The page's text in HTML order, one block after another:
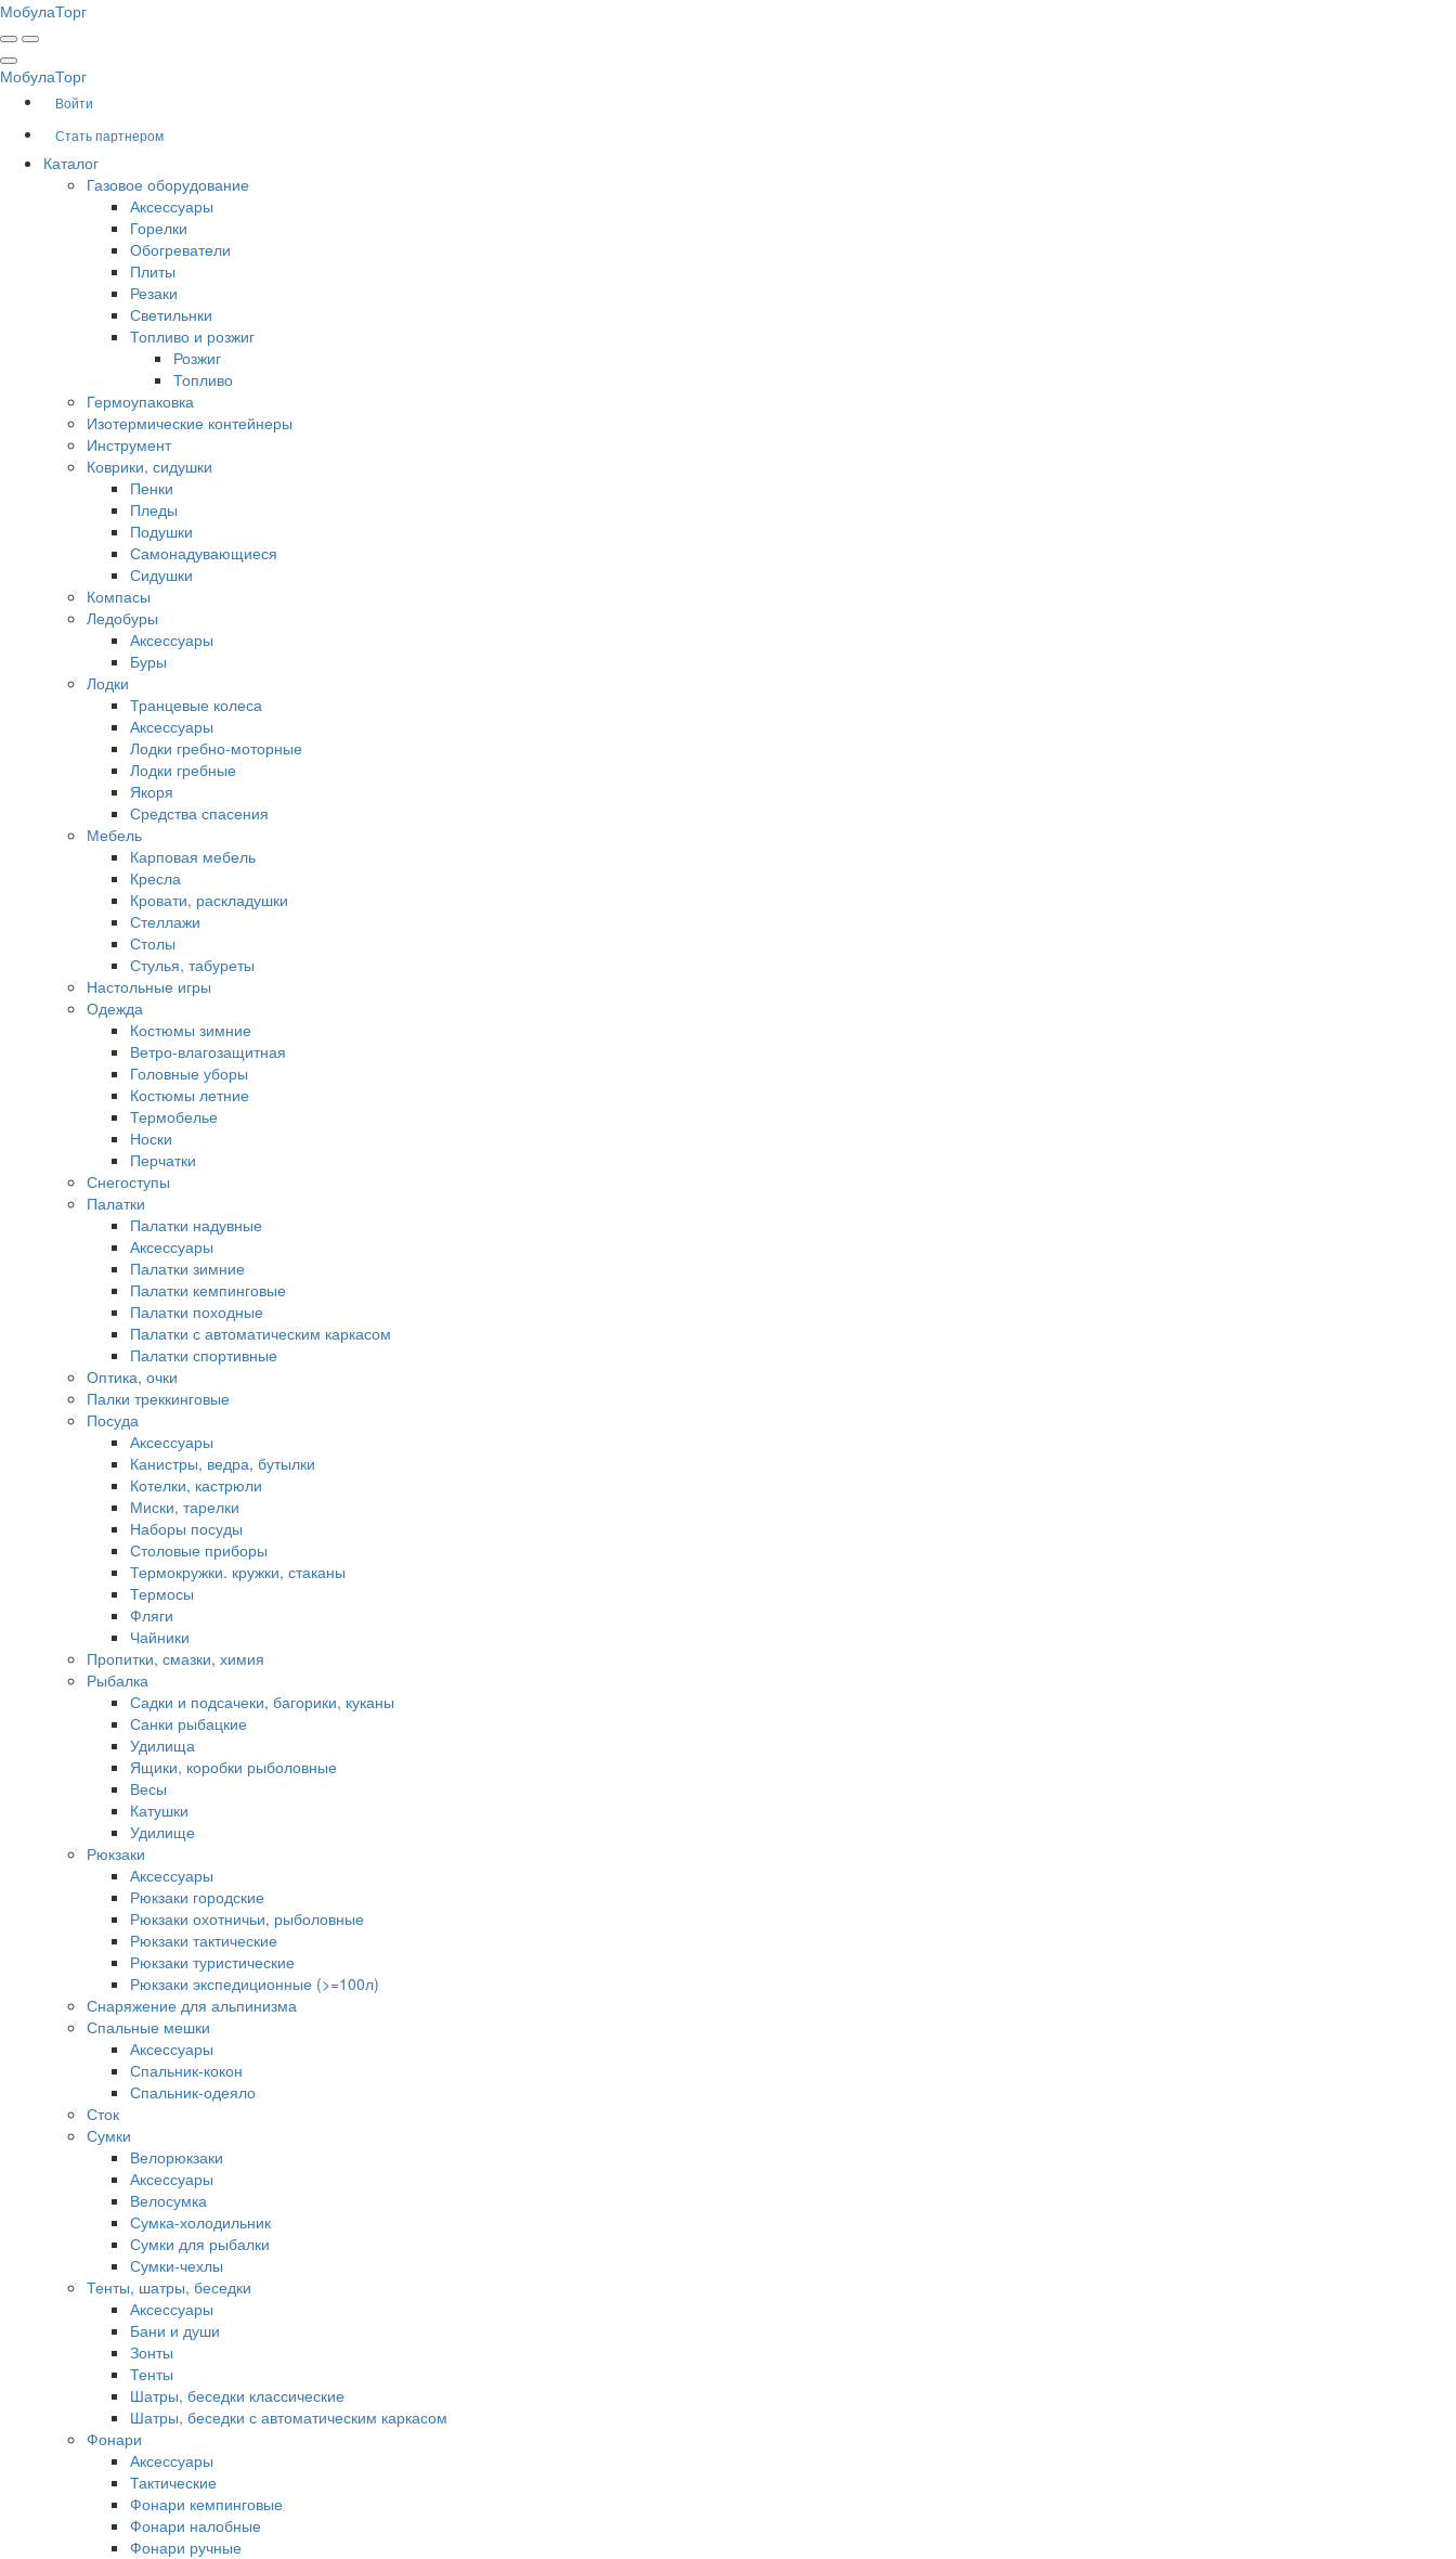
МобулаТорг
МобулаТорг
Войти
Стать партнером
Каталог
Газовое оборудование
Аксессуары
Горелки
Обогреватели
Плиты
Резаки
Светильнки
Топливо и розжиг
Розжиг
Топливо
Гермоупаковка
Изотермические контейнеры
Инструмент
Коврики, сидушки
Пенки
Пледы
Подушки
Самонадувающиеся
Сидушки
Компасы
Ледобуры
Аксессуары
Буры
Лодки
Транцевые колеса
Аксессуары
Лодки гребно-моторные
Лодки гребные
Якоря
Средства спасения
Мебель
Карповая мебель
Кресла
Кровати, раскладушки
Стеллажи
Столы
Стулья, табуреты
Настольные игры
Одежда
Костюмы зимние
Ветро-влагозащитная
Головные уборы
Костюмы летние
Термобелье
Носки
Перчатки
Снегоступы
Палатки
Палатки надувные
Аксессуары
Палатки зимние
Палатки кемпинговые
Палатки походные
Палатки с автоматическим каркасом
Палатки спортивные
Оптика, очки
Палки треккинговые
Посуда
Аксессуары
Канистры, ведра, бутылки
Котелки, кастрюли
Миски, тарелки
Наборы посуды
Столовые приборы
Термокружки. кружки, стаканы
Термосы
Фляги
Чайники
Пропитки, смазки, химия
Рыбалка
Садки и подсачеки, багорики, куканы
Санки рыбацкие
Удилища
Ящики, коробки рыболовные
Весы
Катушки
Удилище
Рюкзаки
Аксессуары
Рюкзаки городские
Рюкзаки охотничьи, рыболовные
Рюкзаки тактические
Рюкзаки туристические
Рюкзаки экспедиционные (>=100л)
Снаряжение для альпинизма
Спальные мешки
Аксессуары
Спальник-кокон
Спальник-одеяло
Сток
Сумки
Велорюкзаки
Аксессуары
Велосумка
Сумка-холодильник
Сумки для рыбалки
Сумки-чехлы
Тенты, шатры, беседки
Аксессуары
Бани и души
Зонты
Тенты
Шатры, беседки классические
Шатры, беседки с автоматическим каркасом
Фонари
Аксессуары
Тактические
Фонари кемпинговые
Фонари налобные
Фонари ручные